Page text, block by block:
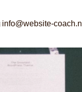
info@website-coach.nl